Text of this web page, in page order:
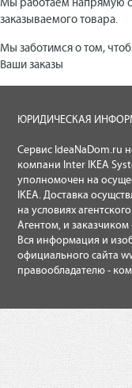
Мы работаем напрямую с
заказываемого товара.
Мы заботимся о том,
Ваши заказы
ЮРИДИЧЕСКАЯ
Сервис IdeaNaDom.ru
компани Inter IKEA
уполномочен на
IKEA. Доставка
на условиях
Агентом, и
Вся информация и
официального сайта
правообладателю -